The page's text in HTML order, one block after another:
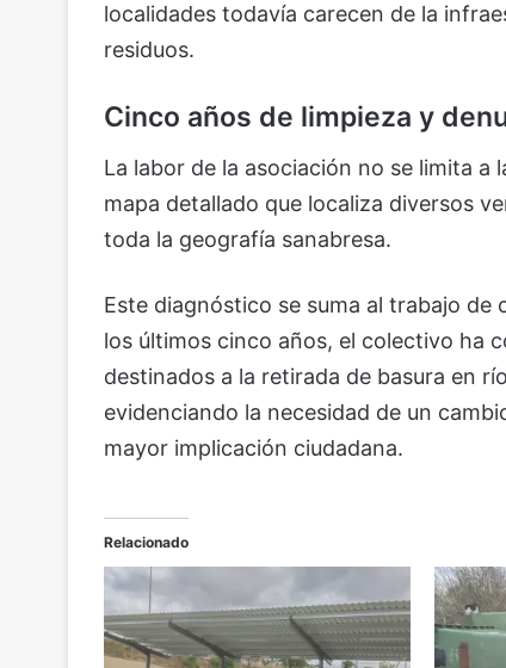
localidades todavía carecen de la
residuos.
Cinco años de limpieza y
La labor de la asociación no se limita
mapa detallado que localiza diversos
toda la geografía sanabresa.
Este diagnóstico se suma al trabajo
los últimos cinco años, el colectivo ha
destinados a la retirada de basura en
evidenciando la necesidad de un
mayor implicación ciudadana.
Relacionado